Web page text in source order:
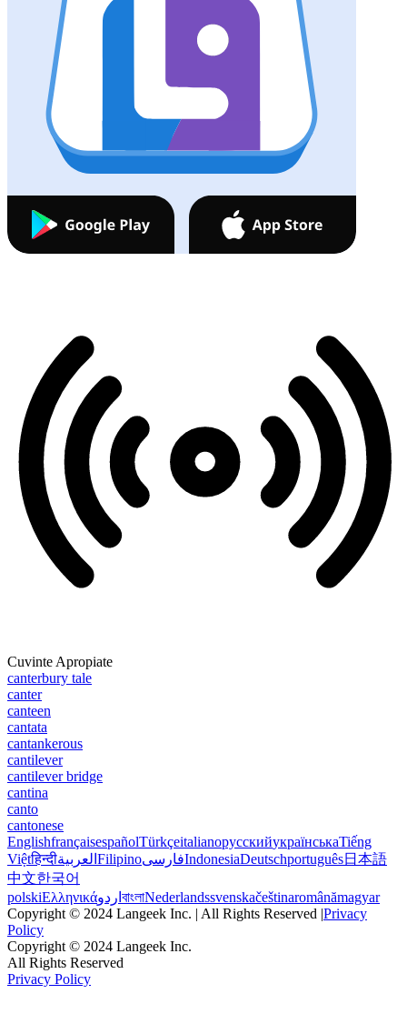
Cuvinte Apropiate
canterbury tale
canter
canteen
cantata
cantankerous
cantilever
cantilever bridge
cantina
canto
cantonese
EnglishfrançaisespañolTürkçeitalianoрусскийукраїнськаTiếng
Việtहिन्दीالعربية FilipinoفارسیIndonesiaDeutschportuguês日本語
中文한국어
polskiΕλληνικάاردو বাংলাNederlandssvenskačeštinaromânămagyar
Copyright © 2024 Langeek Inc. | All Rights Reserved |Privacy
Policy
Copyright © 2024 Langeek Inc.
All Rights Reserved
Privacy Policy